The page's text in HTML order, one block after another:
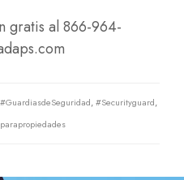
gratis al 866-964-
#GuardiasdeSeguridad,#Securityguard,